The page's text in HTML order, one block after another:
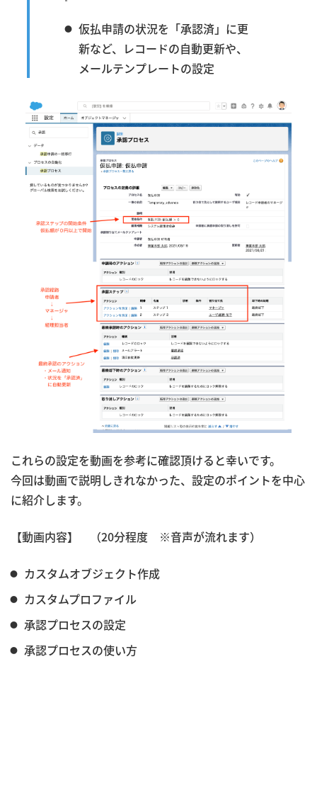
仮払申請の状況を「承認済」に更
新など、レコードの自動更新や、
メールテンプレートの設定
これらの設定を動画を参考に確認頂けると幸いです。
今回は動画で説明しきれなかった、設定のポイントを中心
に紹介します。
【動画内容】 （20分程度 ※音声が流れます）
カスタムオブジェクト作成
カスタムプロファイル
承認プロセスの設定
承認プロセスの使い方